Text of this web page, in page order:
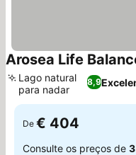
Arosea Life
8,9
Lago natural
para nadar
De € 404
Consulte os preços de